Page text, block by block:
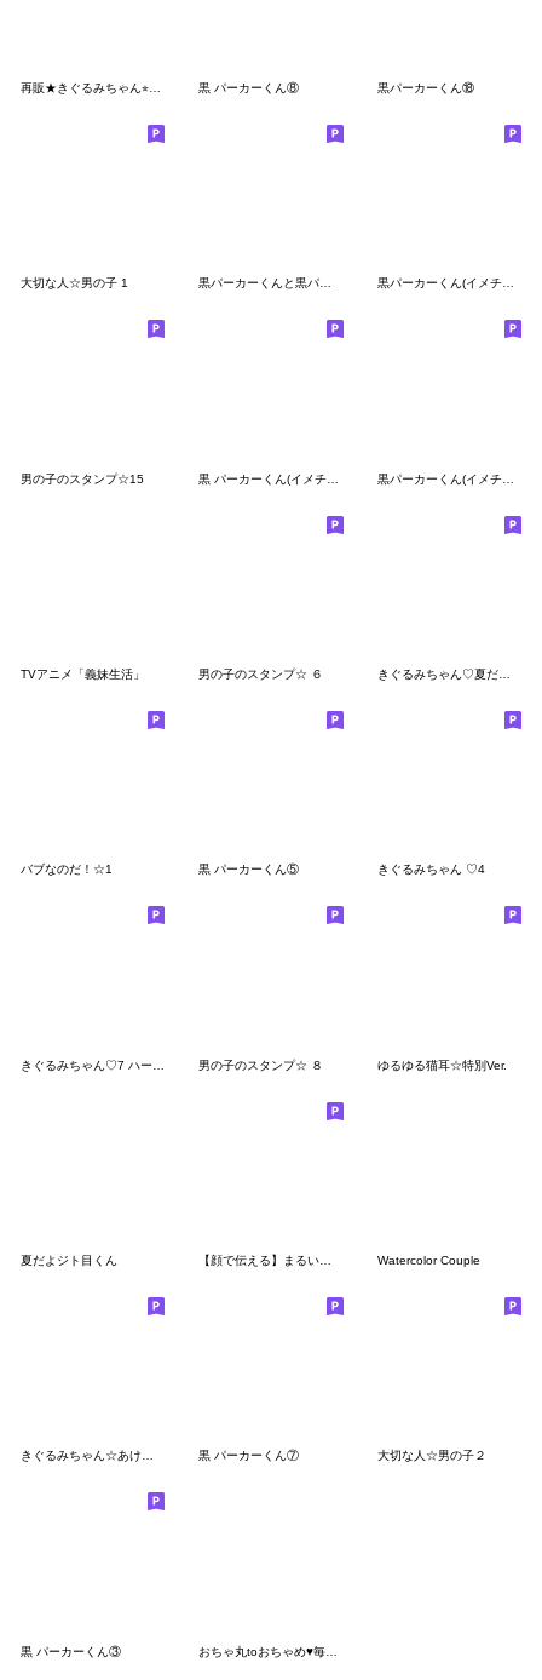
黒 パーカーくん⑧ 黒パーカーくん⑱
大切な人☆男の子 1 黒パーカーくんと黒パーカーちゃん⑤ 黒パーカーくん(イメチェンver.)冬～正月
男の子のスタンプ☆15 黒パーカーくん(イメチェンver.)イベント用
TVアニメ「義妹生活」 男の子のスタンプ☆ ６ きぐるみちゃん♡夏だね！！
バブなのだ！☆1 黒 パーカーくん⑤ きぐるみちゃん ♡4
男の子のスタンプ☆ ８ ゆるゆる猫耳☆特別Ver.
夏だよジト目くん Watercolor Couple
きぐるみちゃん☆あけおめ！ 黒 パーカーくん⑦ 大切な人☆男の子２
黒 パーカーくん③